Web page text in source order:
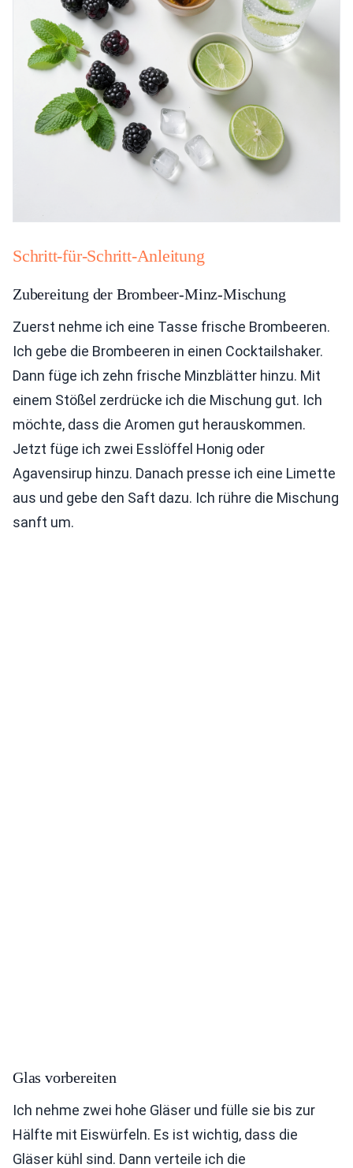
Schritt-für-Schritt-Anleitung
Zubereitung der Brombeer-Minz-Mischung
Zuerst nehme ich eine Tasse frische Brombeeren.
Ich gebe die Brombeeren in einen Cocktailshaker.
Dann füge ich zehn frische Minzblätter hinzu. Mit
einem Stößel zerdrücke ich die Mischung gut. Ich
möchte, dass die Aromen gut herauskommen.
Jetzt füge ich zwei Esslöffel Honig oder
Agavensirup hinzu. Danach presse ich eine Limette
aus und gebe den Saft dazu. Ich rühre die Mischung
sanft um.
Glas vorbereiten
Ich nehme zwei hohe Gläser und fülle sie bis zur
Hälfte mit Eiswürfeln. Es ist wichtig, dass die
Gläser kühl sind. Dann verteile ich die